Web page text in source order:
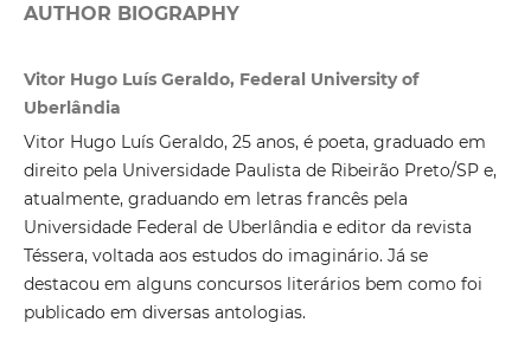
AUTHOR BIOGRAPHY
Vitor Hugo Luís Geraldo, Federal University of
Uberlândia
Vitor Hugo Luís Geraldo, 25 anos, é poeta, graduado em
direito pela Universidade Paulista de Ribeirão Preto/SP e,
atualmente, graduando em letras francês pela
Universidade Federal de Uberlândia e editor da revista
Téssera, voltada aos estudos do imaginário. Já se
destacou em alguns concursos literários bem como foi
publicado em diversas antologias.